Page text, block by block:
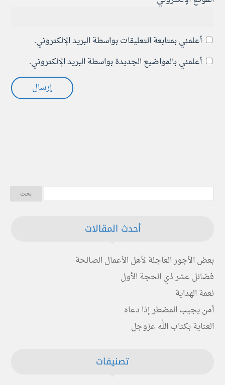
أعلمني بمتابعة التعليقات بواسطة البريد الإلكتروني.
أعلمني بالمواضيع الجديدة بواسطة البريد الإلكتروني.
أحدث المقالات
بعض الأجور العاجلة لأهل الأعمال الصالحة
فضائل عشر ذي الحجة الأول
نعمة الهداية
أمن يجيب المضطر إذا دعاه
العناية بكتاب الله عزوجل
تصنيفات